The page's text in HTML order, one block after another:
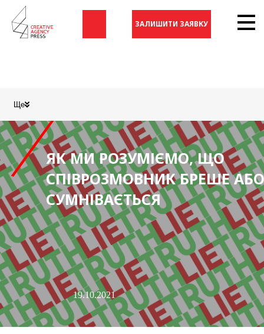
ЗАЛИШИТИ ЗАЯВКУ
Ще
ЯК МИ РОЗУМІЄМО, ЩО
СПІВРОЗМОВНИК БРЕШЕ АБО
СУМНІВАЄТЬСЯ
19.10.2021